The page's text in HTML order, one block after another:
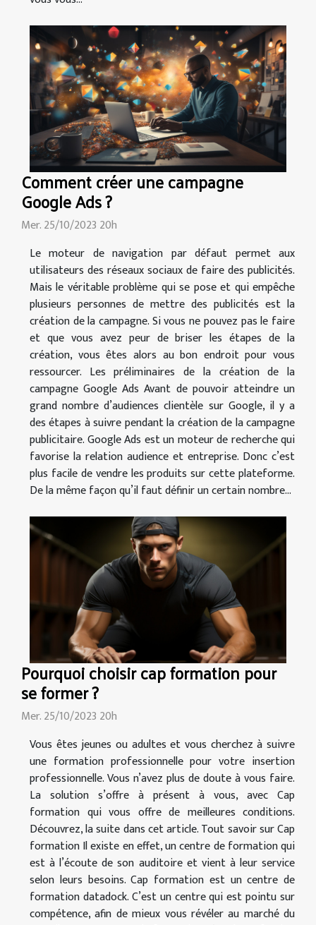
Comment créer une campagne
Google Ads ?
Mer. 25/10/2023 20h
Le moteur de navigation par défaut permet aux
utilisateurs des réseaux sociaux de faire des publicités.
Mais le véritable problème qui se pose et qui empêche
plusieurs personnes de mettre des publicités est la
création de la campagne. Si vous ne pouvez pas le faire
et que vous avez peur de briser les étapes de la
création, vous êtes alors au bon endroit pour vous
ressourcer. Les préliminaires de la création de la
campagne Google Ads Avant de pouvoir atteindre un
grand nombre d’audiences clientèle sur Google, il y a
des étapes à suivre pendant la création de la campagne
publicitaire. Google Ads est un moteur de recherche qui
favorise la relation audience et entreprise. Donc c’est
plus facile de vendre les produits sur cette plateforme.
De la même façon qu’il faut définir un certain nombre...
Pourquoi choisir cap formation pour
se former ?
Mer. 25/10/2023 20h
Vous êtes jeunes ou adultes et vous cherchez à suivre
une formation professionnelle pour votre insertion
professionnelle. Vous n’avez plus de doute à vous faire.
La solution s’offre à présent à vous, avec Cap
formation qui vous offre de meilleures conditions.
Découvrez, la suite dans cet article. Tout savoir sur Cap
formation Il existe en effet, un centre de formation qui
est à l’écoute de son auditoire et vient à leur service
selon leurs besoins. Cap formation est un centre de
formation datadock. C’est un centre qui est pointu sur
compétence, afin de mieux vous révéler au marché du